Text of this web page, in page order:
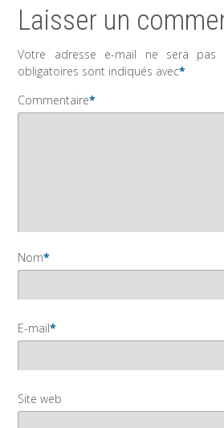
Laisser un
Votre adresse e-mail ne sera pas
obligatoires sont indiqués avec*
Commentaire*
Nom*
E-mail*
Site web